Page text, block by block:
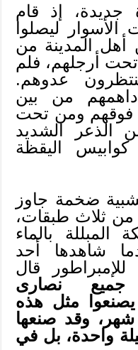
جديدة، إذ قام
الأسوار ليصلوا
أهل المدينة من
أرجلهم، فلم
عدوهم.
من بين
فوقهم ومن تحت
الذعر الشديد
كوابيس اليقظة
ضخمة جاوز
من ثلاث طبقات،
المبللة بالماء
شاهدها أحد
قال
نصارى
مثل هذه
شهر، وقد صنعها
واحدة، بل في